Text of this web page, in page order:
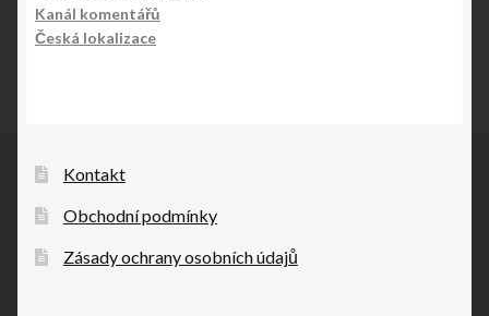
Kanál komentářů
Česká lokalizace
Kontakt
Obchodní podmínky
Zásady ochrany osobních údajů